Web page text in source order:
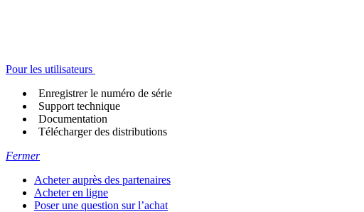
Pour les utilisateurs
Enregistrer le numéro de série
Support technique
Documentation
Télécharger des distributions
Fermer
Acheter auprès des partenaires
Acheter en ligne
Poser une question sur l’achat